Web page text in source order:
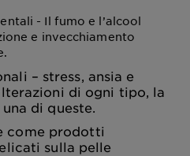
- Il fumo e l’alcool
e invecchiamento
– stress, ansia e
di ogni tipo, la
di queste.
come prodotti
sulla pelle